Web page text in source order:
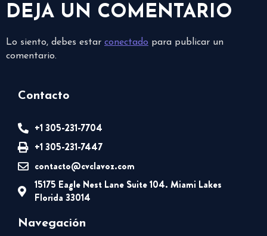
DEJA UN COMENTARIO
Lo siento, debes estar conectado para publicar un
comentario.
Contacto
+1 305-231-7704
+1 305-231-7447
contacto@cvclavoz.com
15175 Eagle Nest Lane Suite 104. Miami Lakes
Florida 33014
Navegación